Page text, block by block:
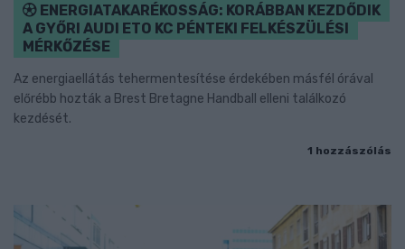
ENERGIATAKARÉKOSSÁG: KORÁBBAN KEZDŐDIK
A GYŐRI AUDI ETO KC PÉNTEKI FELKÉSZÜLÉSI
MÉRKŐZÉSE
Az energiaellátás tehermentesítése érdekében másfél órával
előrébb hozták a Brest Bretagne Handball elleni találkozó
kezdését.
1 hozzászólás